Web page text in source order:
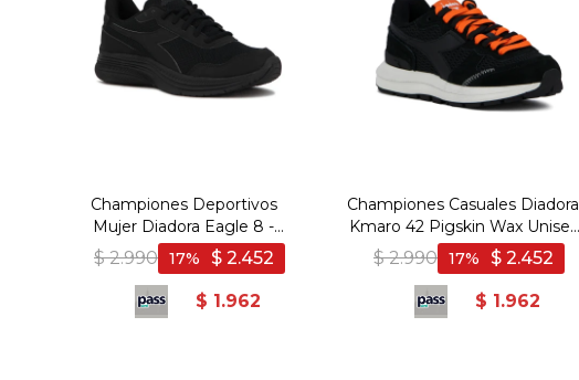
Championes Deportivos
Mujer Diadora Eagle 8 -
Negro-Negro
$ 2.990 $ 2.452
17
$ 1.962
Championes Casuales Diadora
Kmaro 42 Pigskin Wax Unisex
- Negro-Negro
$ 2.990 $ 2.452
17
$ 1.962